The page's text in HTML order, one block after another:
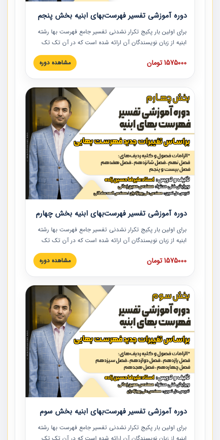
دوره آموزشی تفسیر فهرست‌بهای ابنیه بخش پنجم
برای اولین بار پکیج تکرار نشدنی تفسیر جامع فهرست بها رشته
ابنیه از زبان نویسندگان آن ارائه شده است که در آن تک تک
ردیف ها و مطالب فهرست بها تفسیر و ارائه شده است. این
دوره به صورت کامل تصویری بوده و به همراه تصاویر عملیات
دوره با کلام مهندس علیرضاحسین‌زاده مدیر پروژه مهندسی
مشاور در امر بازنگری فهرست بها رشته ابنیه ارائه شده و به تمام
همکارانی که در حوزه صنعت ساخت در حال فعالیت هستند حتما
توصیه می کنیم از مطالب این دوره استفاده نمایند.
1575000 تومان مشاهده دوره
دوره آموزشی تفسیر فهرست‌بهای ابنیه بخش چهارم
برای اولین بار پکیج تکرار نشدنی تفسیر جامع فهرست بها رشته
ابنیه از زبان نویسندگان آن ارائه شده است که در آن تک تک
ردیف ها و مطالب فهرست بها تفسیر و ارائه شده است. این
دوره به صورت کامل تصویری بوده و به همراه تصاویر عملیات
دوره با کلام مهندس علیرضاحسین‌زاده مدیر پروژه مهندسی
مشاور در امر بازنگری فهرست بها رشته ابنیه ارائه شده و به تمام
همکارانی که در حوزه صنعت ساخت در حال فعالیت هستند حتما
توصیه می کنیم از مطالب این دوره استفاده نمایند.
1575000 تومان مشاهده دوره
دوره آموزشی تفسیر فهرست‌بهای ابنیه بخش سوم
برای اولین بار پکیج تکرار نشدنی تفسیر جامع فهرست بها رشته